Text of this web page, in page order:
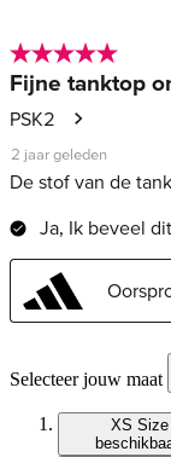
Selecteer jouw maat
XS